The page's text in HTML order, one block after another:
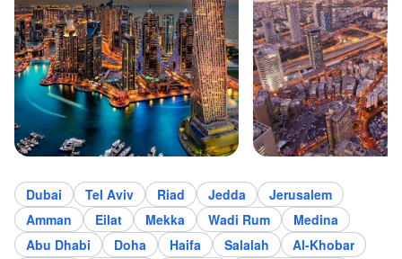
Dubai Tel Aviv Riad Jedda
Jerusalem
Amman
Eilat Mekka Wadi Rum
Medina
Abu Dhabi
Doha Haifa Salalah
Al-Khobar